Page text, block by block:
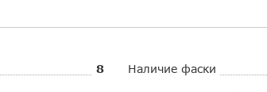
8 Наличие фаски